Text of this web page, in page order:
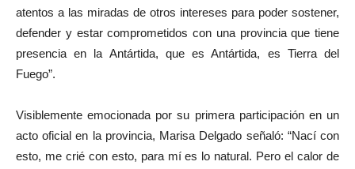
atentos a las miradas de otros intereses para poder sostener,
defender y estar comprometidos con una provincia que tiene
presencia en la Antártida, que es Antártida, es Tierra del
Fuego”.
Visiblemente emocionada por su primera participación en un
acto oficial en la provincia, Marisa Delgado señaló: “Nací con
esto, me crié con esto, para mí es lo natural. Pero el calor de